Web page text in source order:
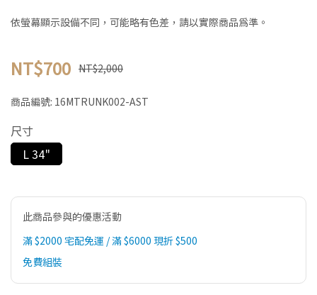
依螢幕顯示設備不同，可能略有色差，請以實際商品為準。
NT$700 NT$2,000
商品編號: 16MTRUNK002-AST
尺寸
L 34"
此商品參與的優惠活動
滿 $2000 宅配免運 / 滿 $6000 現折 $500
免費組裝